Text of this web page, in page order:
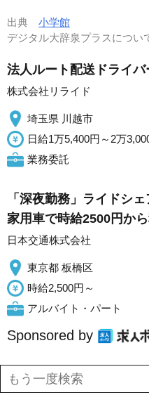
出典 小学館
デジタル大辞泉プラスにつ
法人ルート配送ドライバ
株式会社リライド
埼玉県 川越市
日給1万5,400円～2万
業務委託
「深夜勤務」ライドシ
家用車で時給2500円か
日本交通株式会社
東京都 板橋区
時給2,500円～
アルバイト・パート
Sponsored by